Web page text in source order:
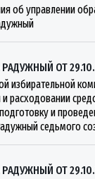
об управлении
ОТ
избирательной
расходовании
и
седьмого
ОТ